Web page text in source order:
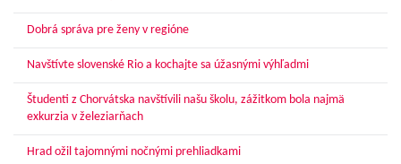
Dobrá správa pre ženy v regióne
Navštívte slovenské Rio a kochajte sa úžasnými výhľadmi
Študenti z Chorvátska navštívili našu školu, zážitkom bola najmä
exkurzia v železiarňach
Hrad ožil tajomnými nočnými prehliadkami